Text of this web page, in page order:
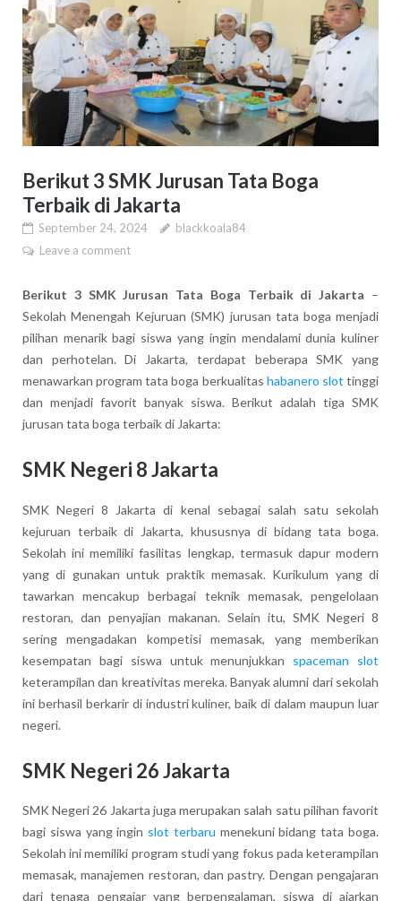
Berikut 3 SMK Jurusan Tata Boga
Terbaik di Jakarta
September 24, 2024
blackkoala84
Leave a comment
Berikut 3 SMK Jurusan Tata Boga Terbaik di Jakarta –
Sekolah Menengah Kejuruan (SMK) jurusan tata boga menjadi
pilihan menarik bagi siswa yang ingin mendalami dunia kuliner
dan perhotelan. Di Jakarta, terdapat beberapa SMK yang
menawarkan program tata boga berkualitas habanero slot tinggi
dan menjadi favorit banyak siswa. Berikut adalah tiga SMK
jurusan tata boga terbaik di Jakarta:
SMK Negeri 8 Jakarta
SMK Negeri 8 Jakarta di kenal sebagai salah satu sekolah
kejuruan terbaik di Jakarta, khususnya di bidang tata boga.
Sekolah ini memiliki fasilitas lengkap, termasuk dapur modern
yang di gunakan untuk praktik memasak. Kurikulum yang di
tawarkan mencakup berbagai teknik memasak, pengelolaan
restoran, dan penyajian makanan. Selain itu, SMK Negeri 8
sering mengadakan kompetisi memasak, yang memberikan
kesempatan bagi siswa untuk menunjukkan spaceman slot
keterampilan dan kreativitas mereka. Banyak alumni dari sekolah
ini berhasil berkarir di industri kuliner, baik di dalam maupun luar
negeri.
SMK Negeri 26 Jakarta
SMK Negeri 26 Jakarta juga merupakan salah satu pilihan favorit
bagi siswa yang ingin slot terbaru menekuni bidang tata boga.
Sekolah ini memiliki program studi yang fokus pada keterampilan
memasak, manajemen restoran, dan pastry. Dengan pengajaran
dari tenaga pengajar yang berpengalaman, siswa di ajarkan